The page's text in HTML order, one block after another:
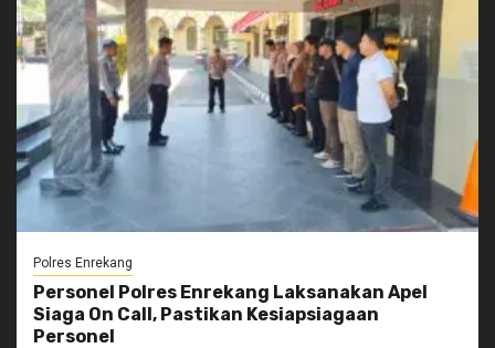
Polres Enrekang
Personel Polres Enrekang Laksanakan Apel
Siaga On Call, Pastikan Kesiapsiagaan
Personel